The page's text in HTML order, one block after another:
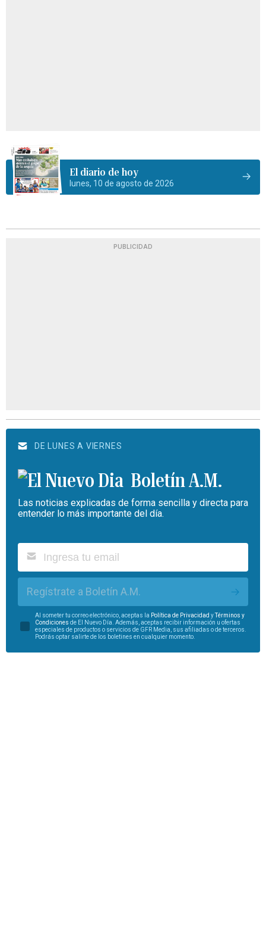
El diario de hoy
lunes, 10 de agosto de 2026
PUBLICIDAD
DE LUNES A VIERNES
Boletín A.M.
Las noticias explicadas de forma sencilla y directa para
entender lo más importante del día.
Regístrate a Boletín A.M.
Al someter tu correo electrónico, aceptas la Política de Privacidad yTérminos y
Condiciones de El Nuevo Día. Además, aceptas recibir información u ofertas
especiales de productos o servicios de GFR Media, sus afiliadas o de terceros.
Podrás optar salirte de los boletines en cualquier momento.